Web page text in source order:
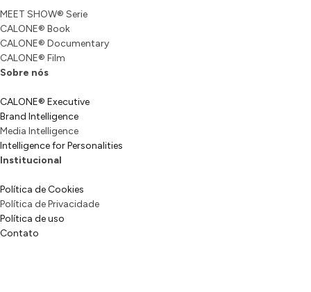
MEET SHOW® Serie
CALONE® Book
CALONE® Documentary
CALONE® Film
Sobre nós
CALONE® Executive
Brand Intelligence
Media Intelligence
Intelligence for Personalities
Institucional
Política de Cookies
Política de Privacidade
Política de uso
Contato